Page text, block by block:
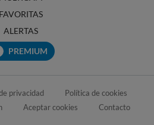
FAVORITAS
ALERTAS
PREMIUM
privacidad
Política de cookies
Aceptar cookies Contacto